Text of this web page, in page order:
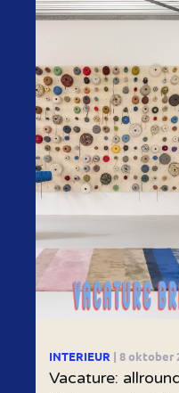
INTERIEUR | 8 oktober
Vacature: